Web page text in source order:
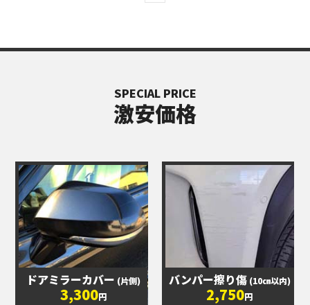
SPECIAL PRICE
激安価格
ドアミラーカバー (片側)
3,300円
バンパー擦り傷 (10㎝以内)
2,750円